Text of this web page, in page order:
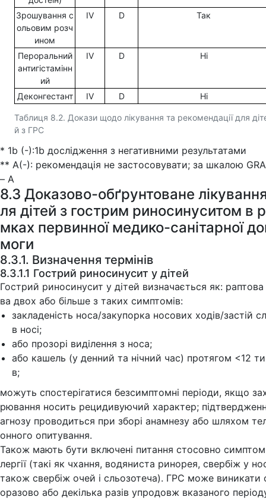
Таблиця 8.2. Докази щодо лікування та рекомендації для
й з ГРС
Зрошування с
ольовим розч
ином
IV D Так
Пероральний
антигістамінн
ий
IV D Ні
Деконгестант IV D Ні
* 1b (-):1b дослідження з негативними результатами
** А(-): рекомендація не застосовувати; за шкалою
– А
8.3 Доказово-обґрунтоване
ля дітей з гострим риносинуситом в
мках первинної медико-санітарної
моги
8.3.1. Визначення термінів
8.3.1.1 Гострий риносинусит у дітей
Гострий риносинусит у дітей визначається як:
ва двох або більше з таких симптомів:
закладеність носа/закупорка носових ходів/застій
в носі;
або прозорі виділення з носа;
або кашель (у денний та нічний час) протягом <12
в;
можуть спостерігатися безсимптомні періоди, якщо
рювання носить рецидивуючий характер;
агнозу проводиться при зборі анамнезу або шляхом
онного опитування.
Також мають бути включені питання стосовно
лергії (такі як чхання, водяниста ринорея, свербіж у
також свербіж очей і сльозотеча). ГРС може виникати
оразово або декілька разів упродовж вказаного